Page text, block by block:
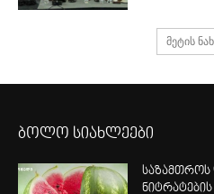
მეტის
ბოლო სიახლეები
საზამთროს